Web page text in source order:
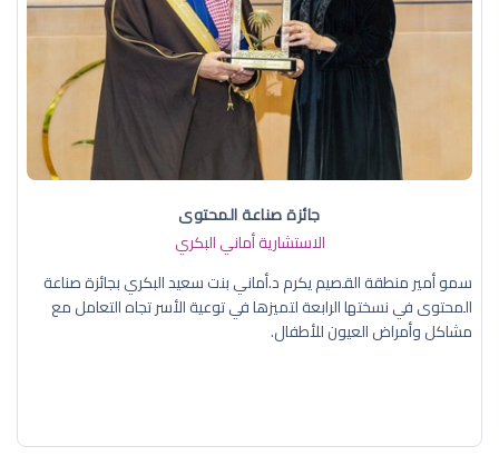
جائزة صناعة المحتوى
الاستشارية أماني البكري
سمو أمير منطقة القصيم يكرم د.أماني بنت سعيد البكري بجائزة صناعة
المحتوى في نسختها الرابعة لتميزها في توعية الأسر تجاه التعامل مع
مشاكل وأمراض العيون للأطفال.